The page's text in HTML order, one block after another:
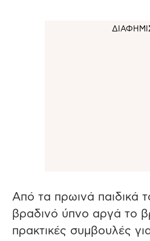
Από τα πρωινά παιδικά
βραδινό ύπνο αργά το
πρακτικές συμβουλές